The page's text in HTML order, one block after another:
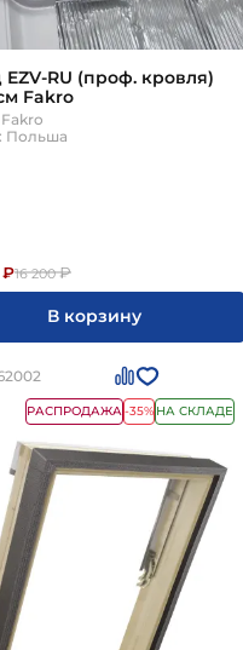
RU (проф. кровля)
Fakro
Польша
₽16 200₽
В корзину
РАСПРОДАЖА-35% НА СКЛАДЕ